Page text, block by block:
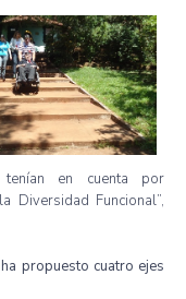
tenían en cuenta
por
la Diversidad Funcional”,
propuesto cuatro ejes